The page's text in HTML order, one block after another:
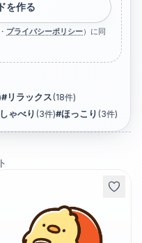
を作る
・ プライバシーポリシー）に同
# リラックス (18件)
ゃべり (3件)#ほっこり (3件)